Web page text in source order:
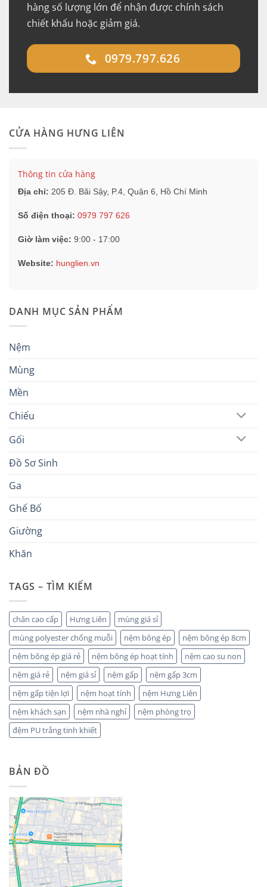
hàng số lượng lớn để nhận được chính sách
chiết khấu hoặc giảm giá.
0979.797.626
CỬA HÀNG HƯNG LIÊN
Thông tin cửa hàng
Địa chỉ: 205 Đ. Bãi Sậy, P.4, Quận 6, Hồ Chí Minh
Số điện thoại: 0979 797 626
Giờ làm việc: 9:00 - 17:00
Website: hunglien.vn
DANH MỤC SẢN PHẨM
Nệm
Mùng
Mền
Chiếu
Gối
Đồ Sơ Sinh
Ga
Ghế Bố
Giường
Khăn
TAGS – TÌM KIẾM
chăn cao cấp Hưng Liên
mùng giá sỉ
mùng polyester chống muỗi
nệm bông ép
nệm bông ép 8cm
nệm bông ép giá rẻ
nệm bông ép hoạt tính
nệm cao su non
nệm giá rẻ
nệm giá sỉ nệm gấp
nệm gấp 3cm
nệm gấp tiện lợi
nệm hoạt tính
nệm Hưng Liên
nệm khách sạn
nệm nhà nghỉ
nệm phòng trọ
đệm PU trắng tinh khiết
BẢN ĐỒ